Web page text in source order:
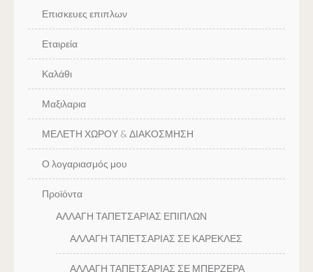
Επισκευες επιπλων
Εταιρεία
Καλάθι
Μαξιλαρια
ΜΕΛΕΤΗ ΧΩΡΟΥ & ΔΙΑΚΟΣΜΗΣΗ
Ο λογαριασμός μου
Προϊόντα
ΑΛΛΑΓΗ ΤΑΠΕΤΣΑΡΙΑΣ ΕΠΙΠΛΩΝ
ΑΛΛΑΓΗ ΤΑΠΕΤΣΑΡΙΑΣ ΣΕ ΚΑΡΕΚΛΕΣ
ΑΛΛΑΓΗ ΤΑΠΕΤΣΑΡΙΑΣ ΣΕ ΜΠΕΡΖΕΡΑ